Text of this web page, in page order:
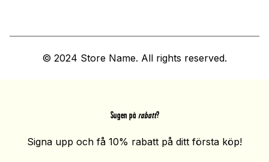
© 2024 Store Name. All rights reserved.
Sugen på rabatt?
Signa upp och få 10% rabatt på ditt första köp!